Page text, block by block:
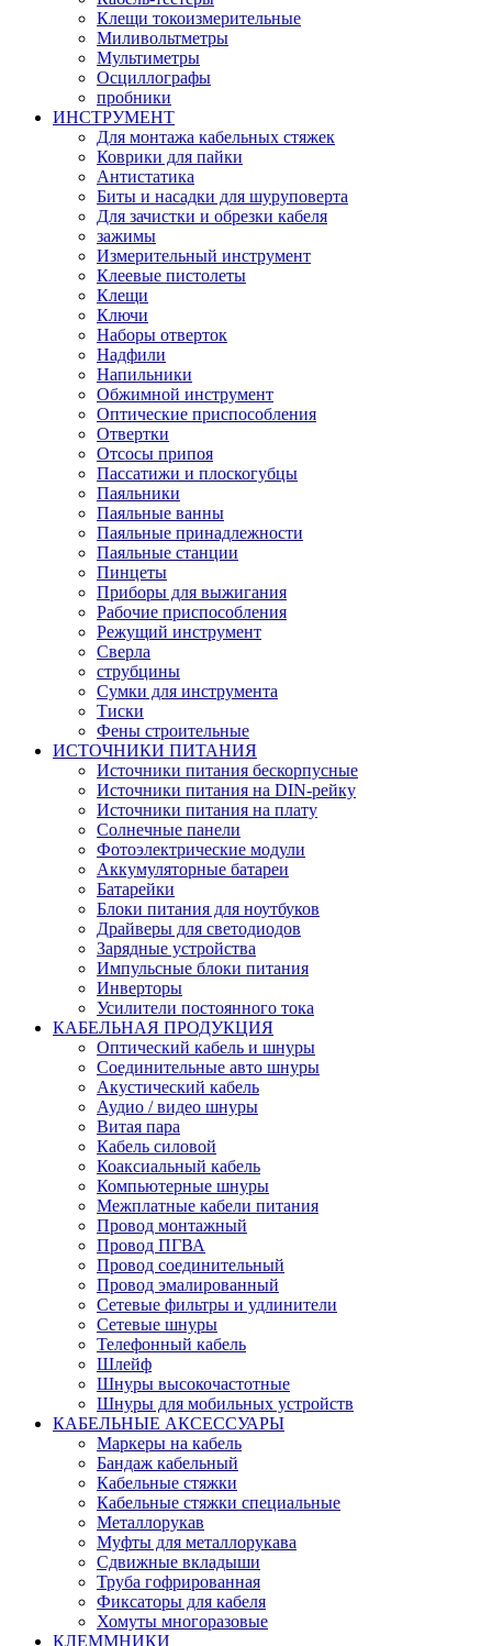
Клещи токоизмерительные
Миливольтметры
Мультиметры
Осциллографы
пробники
ИНСТРУМЕНТ
Для монтажа кабельных стяжек
Коврики для пайки
Антистатика
Биты и насадки для шуруповерта
Для зачистки и обрезки кабеля
зажимы
Измерительный инструмент
Клеевые пистолеты
Клещи
Ключи
Наборы отверток
Надфили
Напильники
Обжимной инструмент
Оптические приспособления
Отвертки
Отсосы припоя
Пассатижи и плоскогубцы
Паяльники
Паяльные ванны
Паяльные принадлежности
Паяльные станции
Пинцеты
Приборы для выжигания
Рабочие приспособления
Режущий инструмент
Сверла
струбцины
Сумки для инструмента
Тиски
Фены строительные
ИСТОЧНИКИ ПИТАНИЯ
Источники питания бескорпусные
Источники питания на DIN-рейку
Источники питания на плату
Солнечные панели
Фотоэлектрические модули
Аккумуляторные батареи
Батарейки
Блоки питания для ноутбуков
Драйверы для светодиодов
Зарядные устройства
Импульсные блоки питания
Инверторы
Усилители постоянного тока
КАБЕЛЬНАЯ ПРОДУКЦИЯ
Оптический кабель и шнуры
Соединительные авто шнуры
Акустический кабель
Аудио / видео шнуры
Витая пара
Кабель силовой
Коаксиальный кабель
Компьютерные шнуры
Межплатные кабели питания
Провод монтажный
Провод ПГВА
Провод соединительный
Провод эмалированный
Сетевые фильтры и удлинители
Сетевые шнуры
Телефонный кабель
Шлейф
Шнуры высокочастотные
Шнуры для мобильных устройств
КАБЕЛЬНЫЕ АКСЕССУАРЫ
Маркеры на кабель
Бандаж кабельный
Кабельные стяжки
Кабельные стяжки специальные
Металлорукав
Муфты для металлорукава
Сдвижные вкладыши
Труба гофрированная
Фиксаторы для кабеля
Хомуты многоразовые
КЛЕММНИКИ